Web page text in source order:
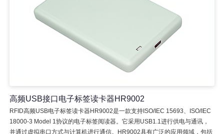
高频USB接口电子标签读卡器HR9002
RFID高频USB电子标签读卡器HR9002是一款支持ISO/IEC 15693、ISO/IEC
18000-3 Model 1协议的电子标签阅读器。它采用USB1.1进行供电与通讯，
并通过虚拟串口方式与计算机进行通信。HR9002具有广泛的应用领域，包括